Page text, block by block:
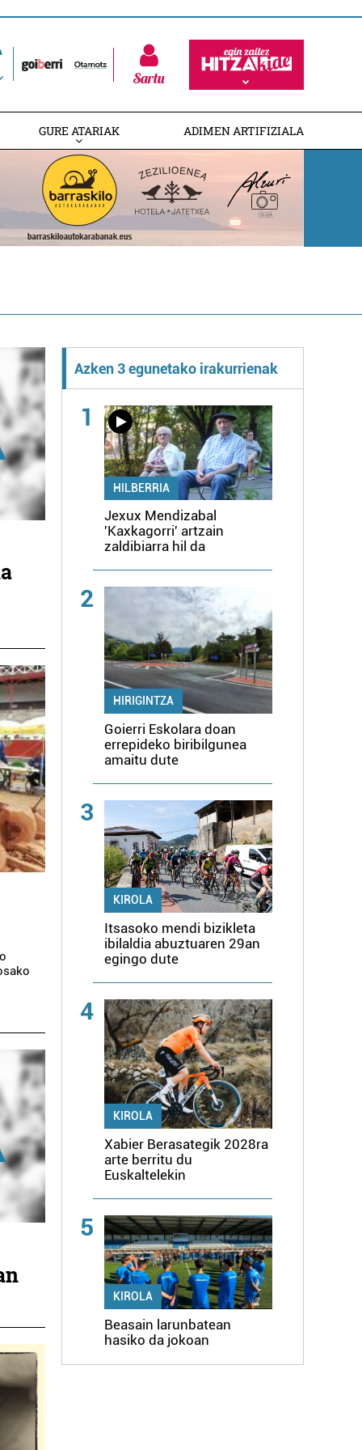
Sartu
GURE ATARIAK ADIMEN ARTIFIZIALA
Azken 3 egunetako irakurrienak
1
HILBERRIA
Jexux Mendizabal
'Kaxkagorri' artzain
zaldibiarra hil da
2
HIRIGINTZA
Goierri Eskolara doan
errepideko biribilgunea
amaitu dute
3
KIROLA
Itsasoko mendi bizikleta
ibilaldia abuztuaren 29an
egingo dute
4
KIROLA
Xabier Berasategik 2028ra
arte berritu du
Euskaltelekin
5
KIROLA
Beasain larunbatean
hasiko da jokoan